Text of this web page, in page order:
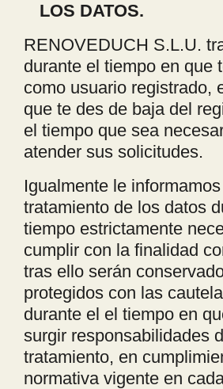
LOS DATOS.
RENOVEDUCH S.L.U.
durante el tiempo en que
como usuario registrado,
que te des de baja del
el tiempo que sea
atender sus solicitudes.
Igualmente le
tratamiento de los datos
tiempo estrictamente
cumplir con la finalidad
tras ello serán
protegidos con las
durante el el tiempo en
surgir responsabilidades
tratamiento, en
normativa vigente en